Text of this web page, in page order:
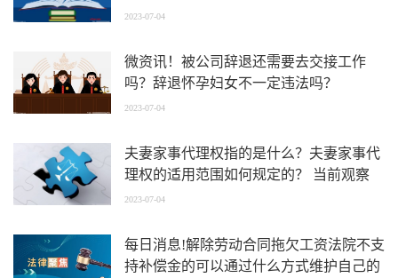
2023-07-04
微资讯！被公司辞退还需要去交接工作
吗？辞退怀孕妇女不一定违法吗？
2023-07-04
夫妻家事代理权指的是什么？夫妻家事代
理权的适用范围如何规定的？ 当前观察
2023-07-04
每日消息!解除劳动合同拖欠工资法院不支
持补偿金的可以通过什么方式维护自己的